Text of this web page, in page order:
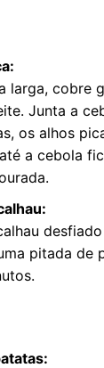
larga, cobre
Junta a
os alhos
a cebola
pitada de